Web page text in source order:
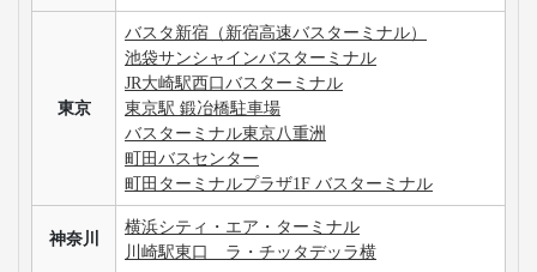
東京
バスタ新宿（新宿高速バスターミナル）
池袋サンシャインバスターミナル
JR大崎駅西口バスターミナル
東京駅 鍛冶橋駐車場
バスターミナル東京八重洲
町田バスセンター
町田ターミナルプラザ1F バスターミナル
神奈川
横浜シティ・エア・ターミナル
川崎駅東口 ラ・チッタデッラ横